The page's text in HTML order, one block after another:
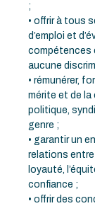
;
• offrir à tous
d’emploi et
compétences
aucune
• rémunérer,
mérite et de
politique,
genre ;
• garantir un
relations
loyauté,
confiance ;
• offrir des